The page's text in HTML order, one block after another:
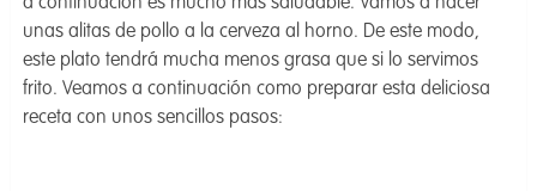
a continuación es mucho más saludable. Vamos a hacer
unas alitas de pollo a la cerveza al horno. De este modo,
este plato tendrá mucha menos grasa que si lo servimos
frito. Veamos a continuación como preparar esta deliciosa
receta con unos sencillos pasos: